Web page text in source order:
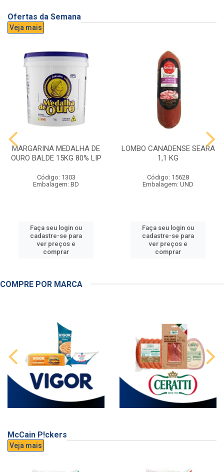
Ofertas da Semana
Veja mais
MARGARINA MEDALHA DE
OURO BALDE 15KG 80% LIP
Código: 1303
Embalagem: BD
Faça seu login ou
cadastre-se para
ver preços e
comprar
LOMBO CANADENSE SEARA
1,1 KG
Código: 15628
Embalagem: UND
Faça seu login ou
cadastre-se para
ver preços e
comprar
COMPRE POR MARCA
McCain P!ckers
Veja mais